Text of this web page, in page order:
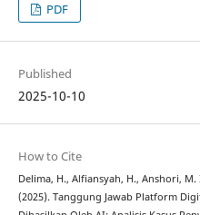
PDF
Published
2025-10-10
How to Cite
Delima, H., Alfiansyah, H., Anshori, M.
(2025). Tanggung Jawab Platform